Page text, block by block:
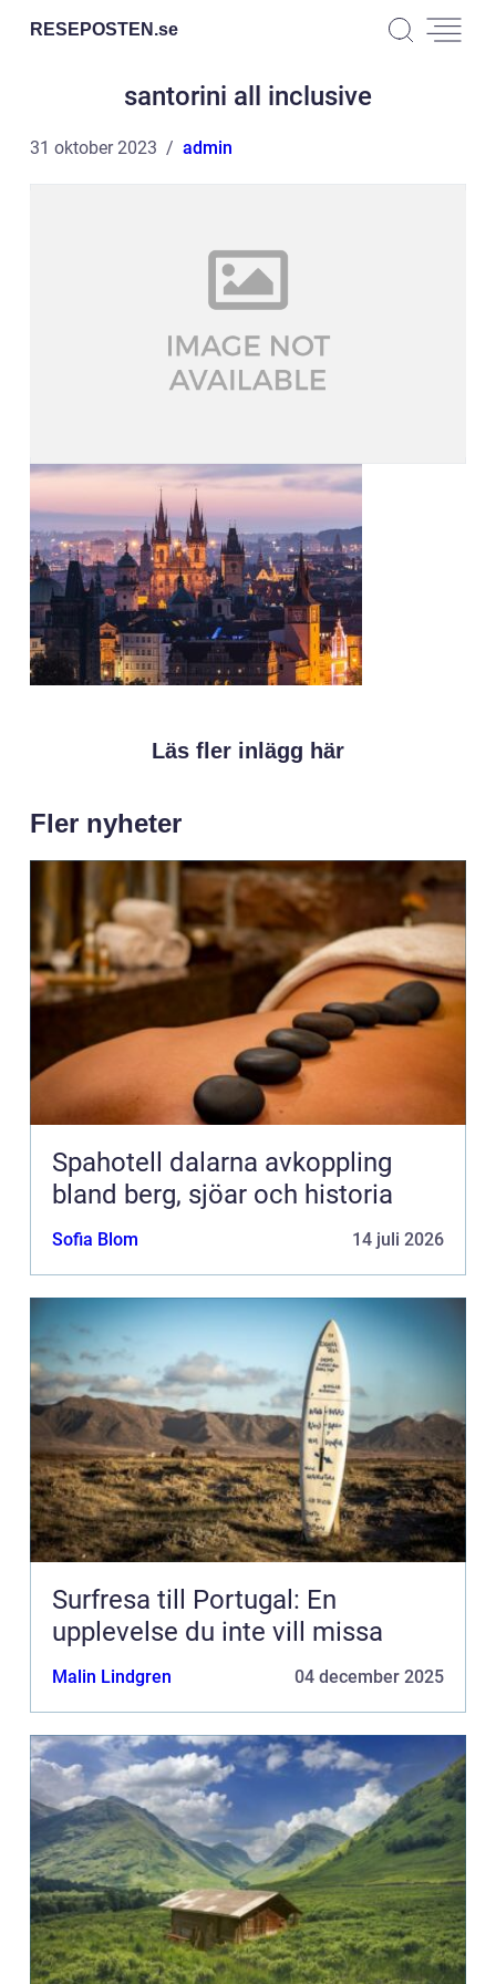
RESEPOSTEN.se
santorini all inclusive
31 oktober 2023 admin
Läs fler inlägg här
Fler nyheter
Spahotell dalarna avkoppling
bland berg, sjöar och historia
Sofia Blom 14 juli 2026
Surfresa till Portugal: En
upplevelse du inte vill missa
Malin Lindgren 04 december 2025